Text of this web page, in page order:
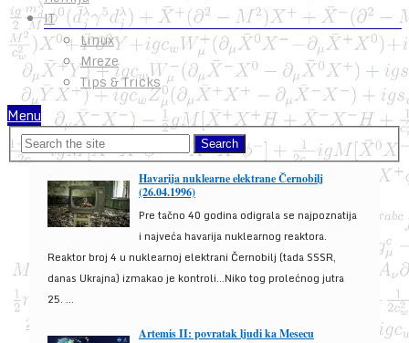
IT
Linux
Mreze
Tips & Tricks
Menu
Havarija nuklearne elektrane Černobilj
(26.04.1996)
Pre tačno 40 godina odigrala se najpoznatija
i najveća havarija nuklearnog reaktora.
Reaktor broj 4 u nuklearnoj elektrani Černobilj (tada SSSR,
danas Ukrajna) izmakao je kontroli...Niko tog prolećnog jutra
25. ...
Artemis II: povratak ljudi ka Mesecu